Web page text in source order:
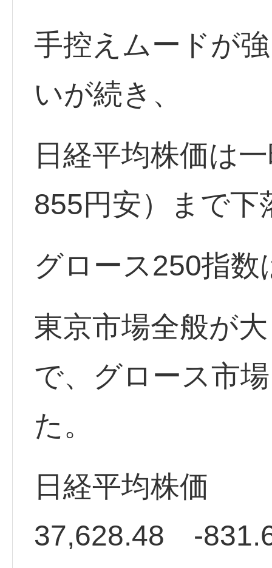
手控えムードが
いが続き、
日経平均株価は
855円安）まで下
グロース250指
東京市場全般が
で、グロース市
た。
日経平均株価
37,628.48 -